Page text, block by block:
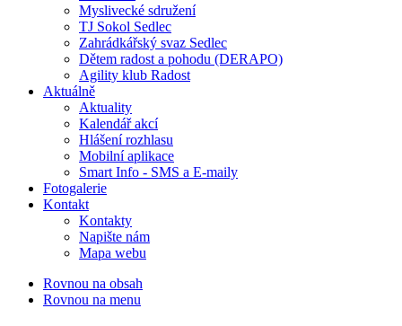
Myslivecké sdružení
TJ Sokol Sedlec
Zahrádkářský svaz Sedlec
Dětem radost a pohodu (DERAPO)
Agility klub Radost
Aktuálně
Aktuality
Kalendář akcí
Hlášení rozhlasu
Mobilní aplikace
Smart Info - SMS a E-maily
Fotogalerie
Kontakt
Kontakty
Napište nám
Mapa webu
Rovnou na obsah
Rovnou na menu